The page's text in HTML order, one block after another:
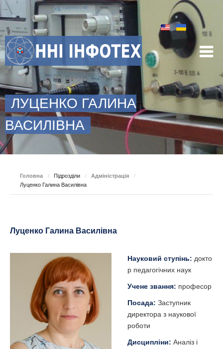
ЛУЦЕНКО ГАЛИНА
ВАСИЛІВНА
Головна / Підрозділи / Адміністрація
/
Луценко Галина Василівна
Луценко Галина Василівна
Науковий ступінь: докто
р педагогічних наук
Учене звання: професор
Посада: Заступник
директора з наукової
роботи
Дисципліни: Аналіз і